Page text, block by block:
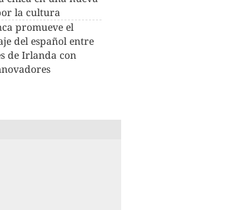
la cultura
promueve el
del español entre
de Irlanda con